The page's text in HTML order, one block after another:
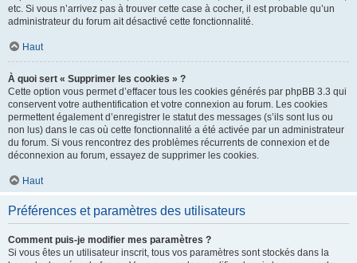
etc. Si vous n’arrivez pas à trouver cette case à cocher, il est probable qu’un
administrateur du forum ait désactivé cette fonctionnalité.
Haut
À quoi sert « Supprimer les cookies » ?
Cette option vous permet d’effacer tous les cookies générés par phpBB 3.3 qui
conservent votre authentification et votre connexion au forum. Les cookies
permettent également d’enregistrer le statut des messages (s’ils sont lus ou
non lus) dans le cas où cette fonctionnalité a été activée par un administrateur
du forum. Si vous rencontrez des problèmes récurrents de connexion et de
déconnexion au forum, essayez de supprimer les cookies.
Haut
Préférences et paramètres des utilisateurs
Comment puis-je modifier mes paramètres ?
Si vous êtes un utilisateur inscrit, tous vos paramètres sont stockés dans la